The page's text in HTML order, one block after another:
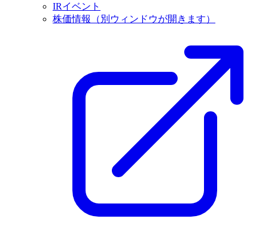
IRイベント
株価情報
（別ウィンドウが開きます）